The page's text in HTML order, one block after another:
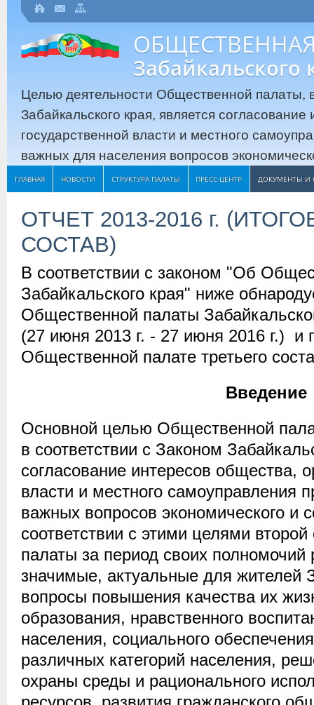
Забайкальского
Целью деятельности Общественной палаты,
Забайкальского края, является
государственной власти и местного
важных для населения вопросов
ГЛАВНАЯ НОВОСТИ СТРУКТУРА ПАЛАТЫ ПРЕСС-ЦЕНТР ДОКУМЕНТЫ И
ОТЧЕТ 2013-2016 г.
СОСТАВ)
В соответствии с законом "Об
Забайкальского края" ниже
Общественной палаты
(27 июня 2013 г. - 27 июня 2016 г.) и
Общественной палате третьего
Введение
Основной целью Общественной
в соответствии с Законом
согласование интересов общества,
власти и местного самоуправления
важных вопросов экономического и
соответствии с этими целями
палаты за период своих полномочий
значимые, актуальные для жителей
вопросы повышения качества их
образования, нравственного
населения, социального
различных категорий населения,
охраны среды и рационального